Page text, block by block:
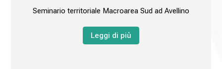
Seminario territoriale Macroarea Sud ad Avellino
Leggi di più